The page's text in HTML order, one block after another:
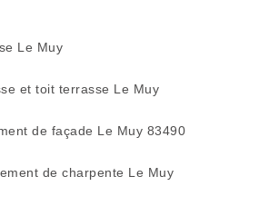
Le Muy
et toit terrasse Le Muy
de façade Le Muy 83490
de charpente Le Muy